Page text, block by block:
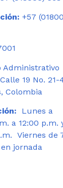
+57
Administrativo
19 No. 21-
Colombia
Lunes a
a 12:00 p.m.
Viernes de
jornada